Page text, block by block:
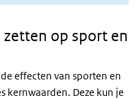
op sport en
link)
effecten van sporten en
kernwaarden. Deze kun je